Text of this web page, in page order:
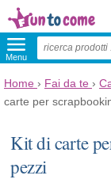
Menu
Home › Fai da te ›
carte per
Kit di carte
pezzi